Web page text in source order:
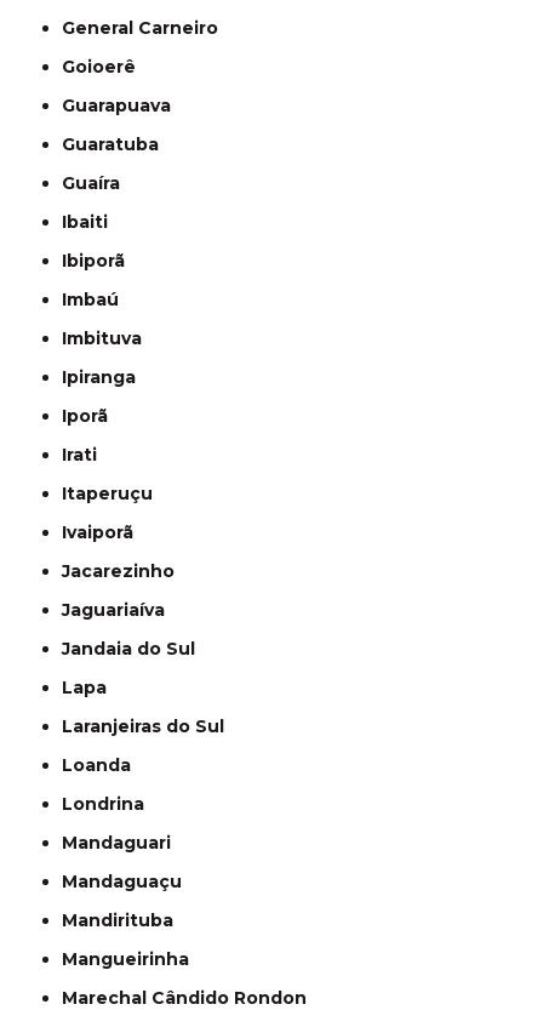
General Carneiro
Goioerê
Guarapuava
Guaratuba
Guaíra
Ibaiti
Ibiporã
Imbaú
Imbituva
Ipiranga
Iporã
Irati
Itaperuçu
Ivaiporã
Jacarezinho
Jaguariaíva
Jandaia do Sul
Lapa
Laranjeiras do Sul
Loanda
Londrina
Mandaguari
Mandaguaçu
Mandirituba
Mangueirinha
Marechal Cândido Rondon